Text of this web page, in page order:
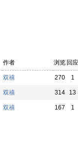
作者 浏览 回应
双禧 270 1
双禧 314 13
双禧 167 1